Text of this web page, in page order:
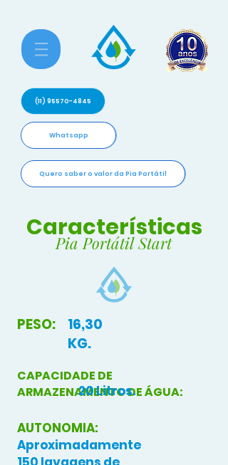
(11) 95570-4845
Whatsapp
Quero saber o valor da Pia Portátil
Características
Pia Portátil Start
PESO:
16,30
KG.
CAPACIDADE DE
ARMAZENAMENTO DE ÁGUA:
20 Litros.
AUTONOMIA:
Aproximadamente